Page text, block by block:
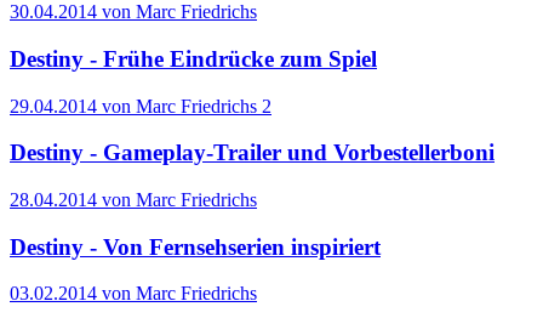
30.04.2014 von Marc Friedrichs
Destiny - Frühe Eindrücke zum Spiel
29.04.2014 von Marc Friedrichs 2
Destiny - Gameplay-Trailer und Vorbestellerboni
28.04.2014 von Marc Friedrichs
Destiny - Von Fernsehserien inspiriert
03.02.2014 von Marc Friedrichs